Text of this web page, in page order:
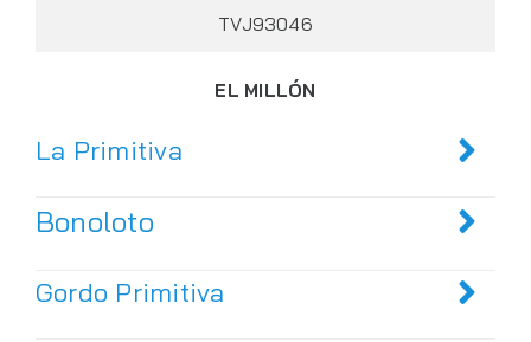
TVJ93046
EL MILLÓN
La Primitiva
Bonoloto
Gordo Primitiva